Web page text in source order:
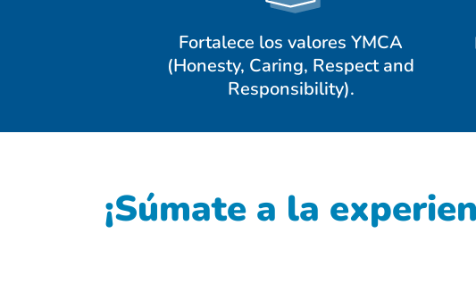
Fortalece los valores YMCA
(Honesty, Caring, Respect and
Responsibility).
¡Súmate a la